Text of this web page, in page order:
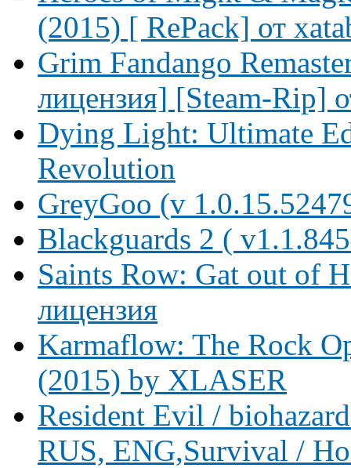
(2015) [ RePack] от
Grim Fandango
лицензия] [Steam-Rip]
Dying Light: Ultimate
Revolution
GreyGoo (v
Blackguards 2 (
Saints Row: Gat out of
лицензия
Karmaflow: The Rock
(2015) by XLASER
Resident Evil /
RUS, ENG,Survival /